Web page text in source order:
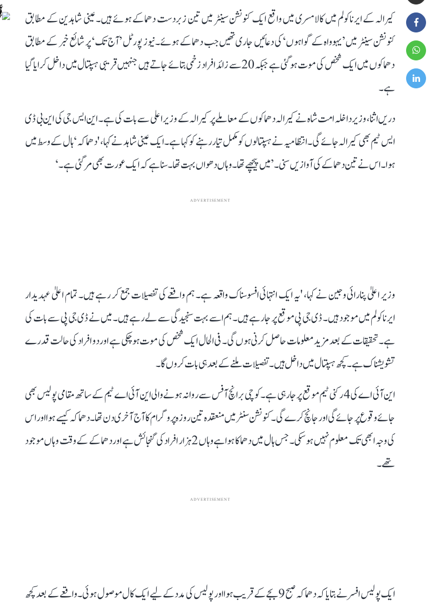
کیرالہ کے ایرناکولم میں کالامسری میں واقع ایک کنونشن سینٹر میں تین زبردست دھماکے ہوئے ہیں۔ عینی شاہدین کے مطابق
کنونشن سینٹر میں’ یہوواہ کے گواہوں‘ کی دعائیں جاری تھیں جب دھماکے ہوئے۔نیوز پورٹل ’آج تک‘ پر شائع خبر کے مطابق
دھماکوں میں ایک شخص کی موت ہو گئی ہے جبکہ 20 سے زائد افراد زخمی بتائے جاتے ہیں جنہیں قریبی ہسپتال میں داخل کرایا گیا
ہے۔
دریں اثنا، وزیر داخلہ امت شاہ نے کیرالہ دھماکوں کے معاملے پر کیرالہ کے وزیر اعلی سے بات کی ہے۔ این ایس جی کی این بی ڈی
ایس ٹیم بھی کیرالہ جائے گی۔ انتظامیہ نے ہسپتالوں کو مکمل تیار رہنے کو کہا ہے۔ ایک عینی شاہد نے کہا، 'دھماکہ‘ ہال کے وسط میں
ہوا۔ اس نے تین دھماکے کی آوازیں سنی۔’ میں پیچھے تھا۔ وہاں دھواں بہت تھا۔ سنا ہے کہ ایک عورت بھی مر گئی ہے۔‘
ADVERTISEMENT
وزیر اعلیٰ پنارائی وجین نے کہا، 'یہ ایک انتہائی افسوسناک واقعہ ہے۔ ہم واقعے کی تفصیلات جمع کر رہے ہیں۔ تمام اعلیٰ عہدیدار
ایرناکولم میں موجود ہیں۔ ڈی جی پی موقع پر جا رہے ہیں۔ ہم اسے بہت سنجیدگی سے لے رہے ہیں۔ میں نے ڈی جی پی سے بات کی
ہے۔ تحقیقات کے بعد مزید معلومات حاصل کرنی ہوں گی۔ فی الحال ایک شخص کی موت ہوچکی ہے اور دو افراد کی حالت قدرے
تشویشناک ہے۔ کچھ ہسپتال میں داخل ہیں۔ تفصیلات ملنے کے بعد ہی بات کروں گا۔
این آئی اے کی 4 رکنی ٹیم موقع پر جا رہی ہے۔کوچی برانچ آفس سے روانہ ہونے والی این آئی اے ٹیم کے ساتھ مقامی پولیس بھی
جائے وقوع پر جائے گی اور جانچ کرے گی۔ کنونشن سنٹر میں منعقدہ تین روزہ پروگرام کا آج آخری دن تھا۔ دھماکہ کیسے ہوا اور اس
کی وجہ ابھی تک معلوم نہیں ہو سکی۔ جس ہال میں دھماکا ہوا ہے وہاں 2 ہزار افراد کی گنجائش ہے اور دھماکے کے وقت وہاں موجود
تھے۔
ADVERTISEMENT
ایک پولیس افسر نے بتایا کہ دھماکہ صبح 9 بجے کے قریب ہوا اور پولیس کی مدد کے لیے ایک کال موصول ہوئی۔ واقعے کے بعد کچھ